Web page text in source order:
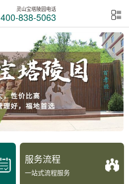
灵山宝塔陵园电话
400-838-5063
服务流程
一站式流程服务